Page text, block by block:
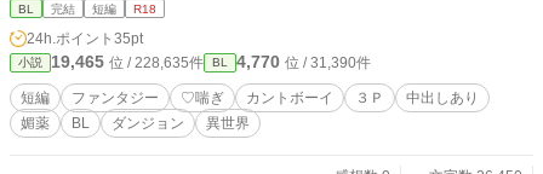
BL 完結 短編 R18
24h.ポイント 35pt
小説 19,465 位 / 228,635件 BL 4,770 位 / 31,390件
短編 ファンタジー ♡喘ぎ カントボーイ ３Ｐ
中出しあり
媚薬
BL ダンジョン 異世界